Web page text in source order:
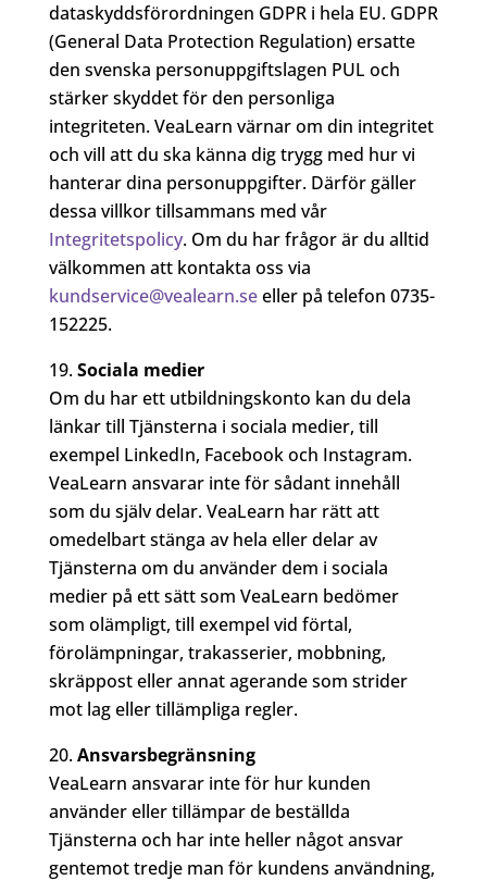
dataskyddsförordningen GDPR i hela EU. GDPR
(General Data Protection Regulation) ersatte
den svenska personuppgiftslagen PUL och
stärker skyddet för den personliga
integriteten. VeaLearn värnar om din integritet
och vill att du ska känna dig trygg med hur vi
hanterar dina personuppgifter. Därför gäller
dessa villkor tillsammans med vår
Integritetspolicy. Om du har frågor är du alltid
välkommen att kontakta oss via
kundservice@vealearn.seeller på telefon 0735-
152225.
Sociala medier
Om du har ett utbildningskonto kan du dela
länkar till Tjänsterna i sociala medier, till
exempel LinkedIn, Facebook och Instagram.
VeaLearn ansvarar inte för sådant innehåll
som du själv delar. VeaLearn har rätt att
omedelbart stänga av hela eller delar av
Tjänsterna om du använder dem i sociala
medier på ett sätt som VeaLearn bedömer
som olämpligt, till exempel vid förtal,
förolämpningar, trakasserier, mobbning,
skräppost eller annat agerande som strider
mot lag eller tillämpliga regler.
Ansvarsbegränsning
VeaLearn ansvarar inte för hur kunden
använder eller tillämpar de beställda
Tjänsterna och har inte heller något ansvar
gentemot tredje man för kundens användning,